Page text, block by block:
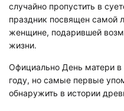
случайно пропустить в
праздник посвящен самой
женщине, подарившей
жизни.
Официально День матери в
году, но самые первые
обнаружить в истории